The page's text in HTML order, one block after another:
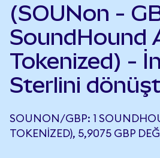
(SOUNon -
SoundHound
Tokenized) -
Sterlini
SOUNON/GBP: 1
TOKENIZED), 5,9075 GBP